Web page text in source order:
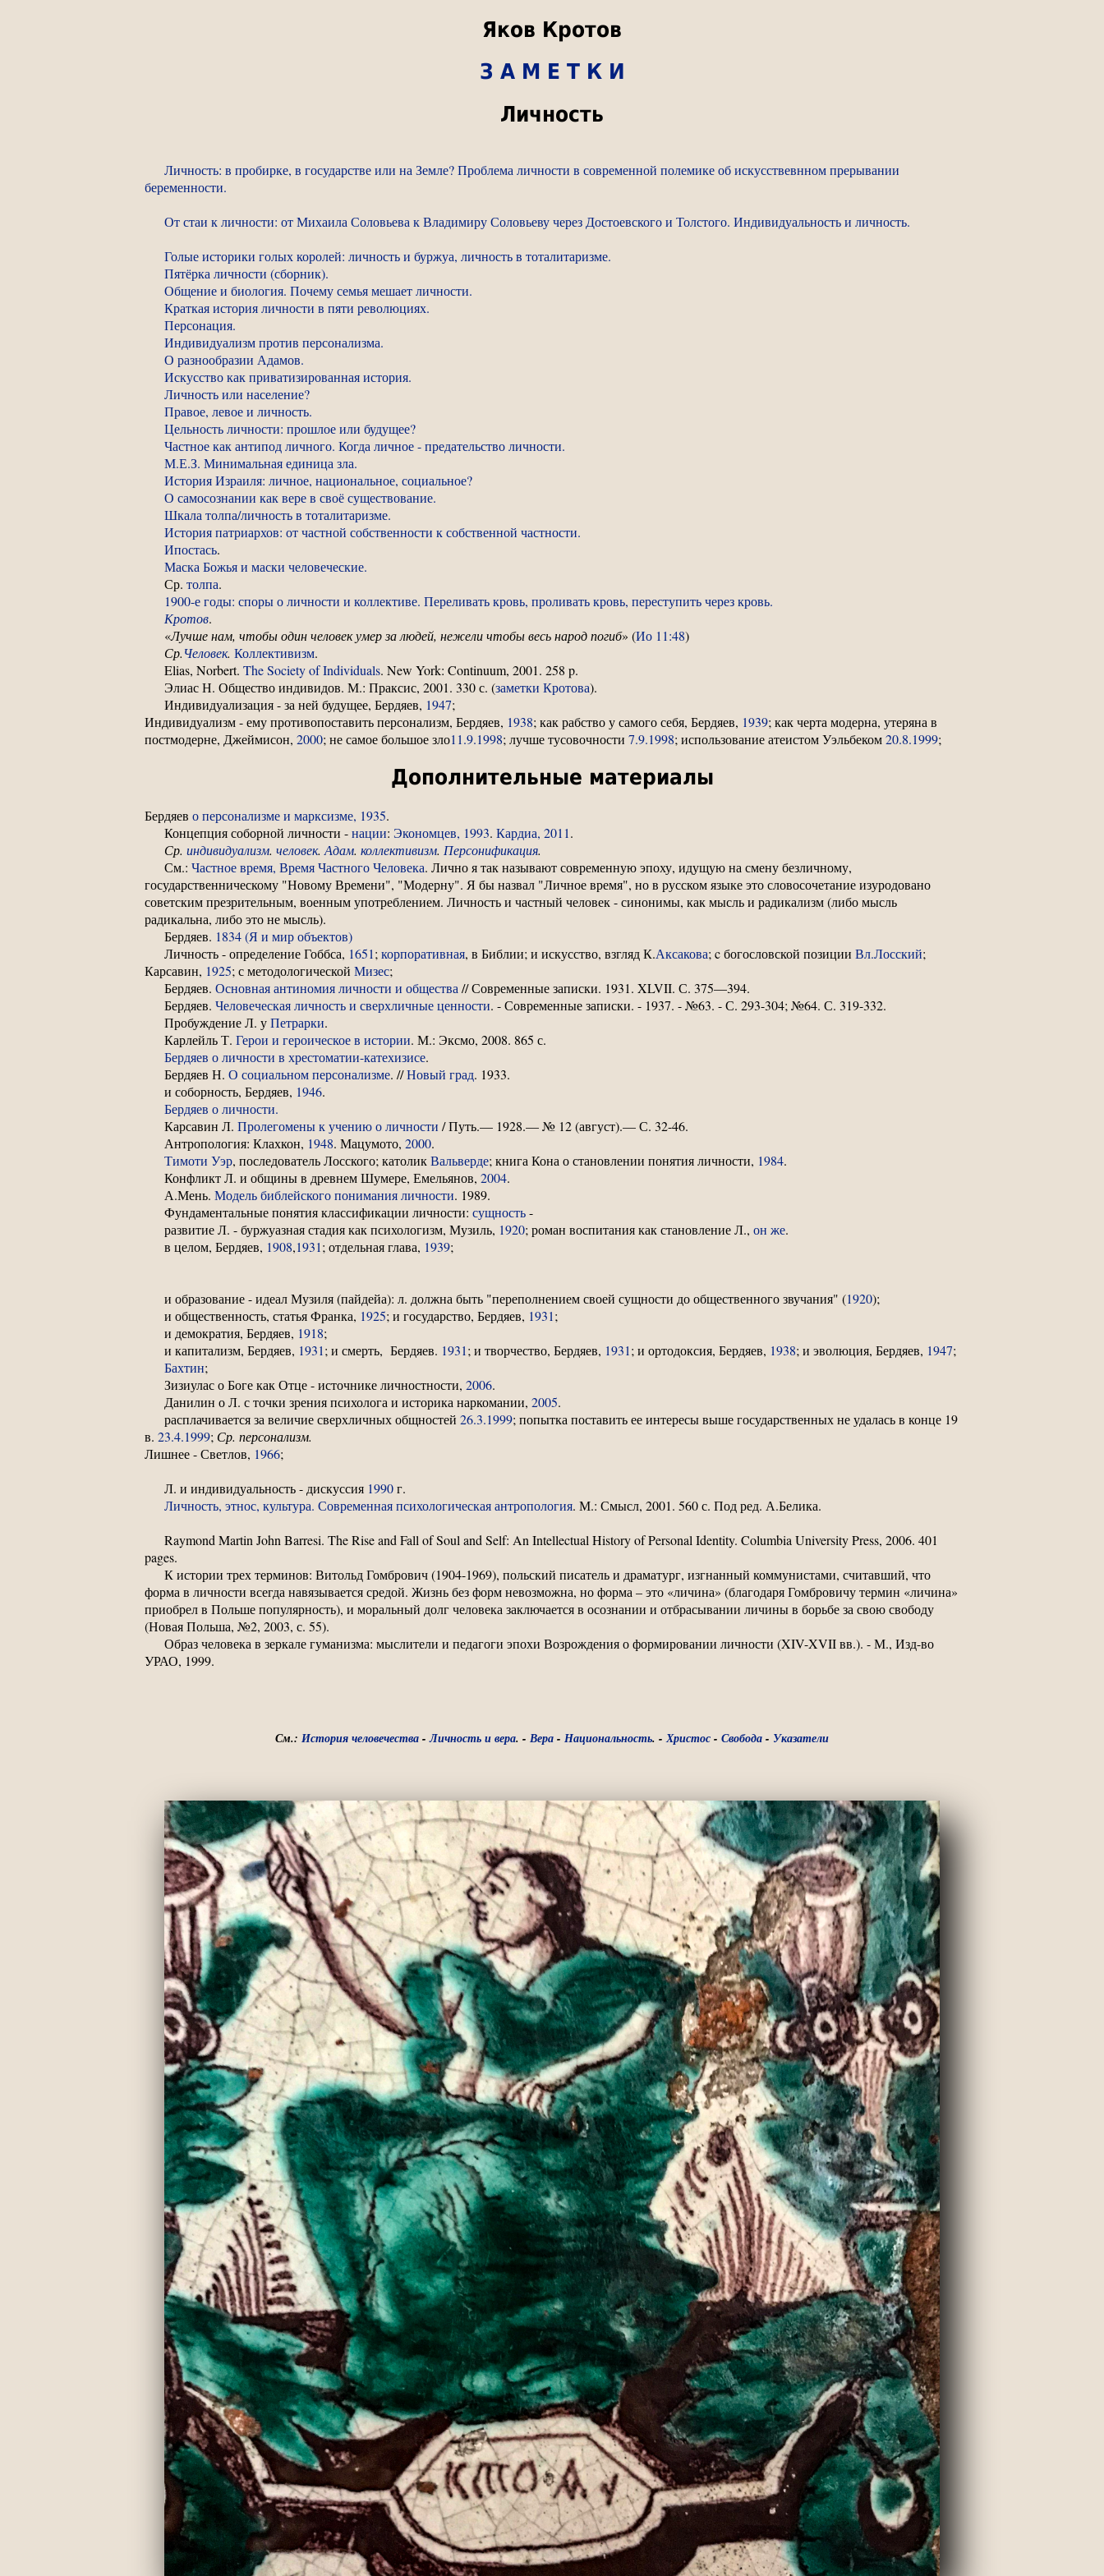
Яков Кротов
З А М Е Т К И
Личность
Личность: в пробирке, в государстве или на Земле? Проблема личности в современной полемике об искусствевнном прерывании
беременности.
От стаи к личности: от Михаила Соловьева к Владимиру Соловьеву через Достоевского и Толстого. Индивидуальность и личность.
Голые историки голых королей: личность и буржуа, личность в тоталитаризме.
Пятёрка личности (сборник).
Общение и биология. Почему семья мешает личности.
Краткая история личности в пяти революциях.
Персонация.
Индивидуализм против персонализма.
О разнообразии Адамов.
Искусство как приватизированная история.
Личность или население?
Правое, левое и личность.
Цельность личности: прошлое или будущее?
Частное как антипод личного. Когда личное - предательство личности.
М.Е.З. Минимальная единица зла.
История Израиля: личное, национальное, социальное?
О самосознании как вере в своё существование.
Шкала толпа/личность в тоталитаризме.
История патриархов: от частной собственности к собственной частности.
Ипостась.
Маска Божья и маски человеческие.
Ср. толпа.
1900-е годы: споры о личности и коллективе. Переливать кровь, проливать кровь, переступить через кровь.
Кротов.
«Лучше нам, чтобы один человек умер за людей, нежели чтобы весь народ погиб» (Ио 11:48)
Ср.Человек. Коллективизм.
Elias, Norbert. The Society of Individuals. New York: Continuum, 2001. 258 p.
Элиас Н. Общество индивидов. М.: Праксис, 2001. 330 с. (заметки Кротова).
Индивидуализация - за ней будущее, Бердяев, 1947;
Индивидуализм - ему противопоставить персонализм, Бердяев, 1938; как рабство у самого себя, Бердяев, 1939; как черта модерна, утеряна в
постмодерне, Джеймисон, 2000; не самое большое зло11.9.1998; лучше тусовочности 7.9.1998; использование атеистом Уэльбеком20.8.1999;
Дополнительные материалы
Бердяев о персонализме и марксизме, 1935.
Концепция соборной личности -нации: Экономцев, 1993. Кардиа, 2011.
Ср. индивидуализм. человек.Адам. коллективизм. Персонификация.
См.: Частное время, Время Частного Человека. Лично я так называют современную эпоху, идущую на смену безличному,
государственническому "Новому Времени", "Модерну". Я бы назвал "Личное время", но в русском языке это словосочетание изуродовано
советским презрительным, военным употреблением. Личность и частный человек - синонимы, как мысль и радикализм (либо мысль
радикальна, либо это не мысль).
Бердяев. 1834 (Я и мир объектов)
Личность - определение Гоббса, 1651;корпоративная, в Библии; и искусство, взгляд К.Аксакова; c богословской позиции Вл.Лосский;
Карсавин, 1925; с методологической Мизес;
Бердяев. Основная антиномия личности и общества// Современные записки. 1931. XLVII. С. 375—394.
Бердяев. Человеческая личность и сверхличные ценности. - Современные записки. - 1937. - №63. - С. 293-304; №64. С. 319-332.
Пробуждение Л. уПетрарки.
Карлейль Т. Герои и героическое в истории. М.: Эксмо, 2008. 865 с.
Бердяев о личности в хрестоматии-катехизисе.
Бердяев Н. О социальном персонализме. //Новый град. 1933.
и соборность, Бердяев, 1946.
Бердяев о личности.
Карсавин Л. Пролегомены к учению о личности / Путь.— 1928.— № 12 (август).— С. 32-46.
Антропология: Клахкон, 1948. Мацумото, 2000.
Тимоти Уэр, последователь Лосского; католикВальверде; книга Кона о становлении понятия личности, 1984.
Конфликт Л. и общины в древнем Шумере, Емельянов, 2004.
А.Мень. Модель библейского понимания личности. 1989.
Фундаментальные понятия классификации личности: сущность-
развитие Л. - буржуазная стадия как психологизм, Музиль, 1920; роман воспитания как становление Л., он же.
в целом, Бердяев, 1908,1931; отдельная глава, 1939;
и образование - идеал Музиля (пайдейа): л. должна быть "переполнением своей сущности до общественного звучания" (1920);
и общественность, статья Франка, 1925; и государство, Бердяев, 1931;
и демократия, Бердяев, 1918;
и капитализм, Бердяев, 1931; и смерть, Бердяев. 1931; и творчество, Бердяев, 1931; и ортодоксия, Бердяев, 1938; и эволюция, Бердяев, 1947;
Бахтин;
Зизиулас о Боге как Отце - источнике личностности, 2006.
Данилин о Л. с точки зрения психолога и историка наркомании, 2005.
расплачивается за величие сверхличных общностей 26.3.1999; попытка поставить ее интересы выше государственных не удалась в конце 19
в. 23.4.1999; Ср. персонализм.
Лишнее - Светлов, 1966;
Л. и индивидуальность - дискуссия 1990г.
Личность, этнос, культура. Современная психологическая антропология. М.: Смысл, 2001. 560 с. Под ред. А.Белика.
Raymond Martin John Barresi. The Rise and Fall of Soul and Self: An Intellectual History of Personal Identity. Columbia University Press, 2006. 401
pages.
К истории трех терминов: Витольд Гомбрович (1904-1969), польский писатель и драматург, изгнанный коммунистами, считавший, что
форма в личности всегда навязывается средой. Жизнь без форм невозможна, но форма – это «личина» (благодаря Гомбровичу термин «личина»
приобрел в Польше популярность), и моральный долг человека заключается в осознании и отбрасывании личины в борьбе за свою свободу
(Новая Польша, №2, 2003, с. 55).
Образ человека в зеркале гуманизма: мыслители и педагоги эпохи Возрождения о формировании личности (XIV-XVII вв.). - М., Изд-во
УРАО, 1999.
См.: История человечества-Личность и вера. - Вера- Национальность. -Христос- Свобода- Указатели